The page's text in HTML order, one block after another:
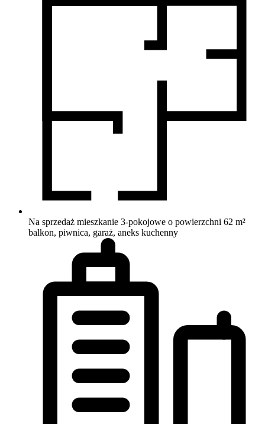
Na sprzedaż mieszkanie 3-pokojowe o powierzchni 62 m²
balkon, piwnica, garaż, aneks kuchenny